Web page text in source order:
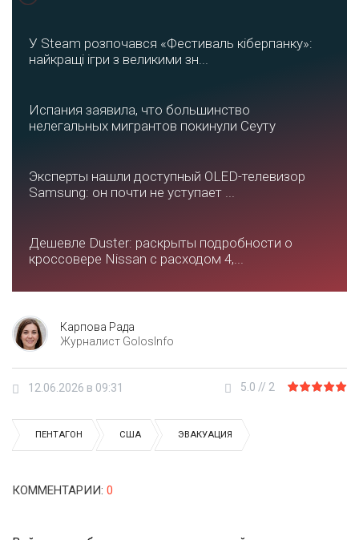
У Steam розпочався «Фестиваль кіберпанку»:
найкращі ігри з великими зн...
Испания заявила, что большинство
нелегальных мигрантов покинули Сеуту
Эксперты нашли доступный OLED-телевизор
Samsung: он почти не уступает ...
Дешевле Duster: раскрыты подробности о
кроссовере Nissan с расходом 4,...
Карпова Рада
Журналист GolosInfo
12.06.2026 в 09:31 5.0 // 2
ПЕНТАГОН США ЭВАКУАЦИЯ
КОММЕНТАРИИ: 0